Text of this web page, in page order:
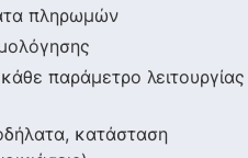
πληρωμών
παράμετρο λειτουργίας
κατάσταση